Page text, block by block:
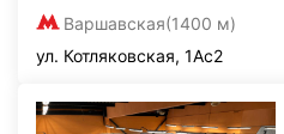
Варшавская(1400 м)
ул. Котляковская, 1Ас2